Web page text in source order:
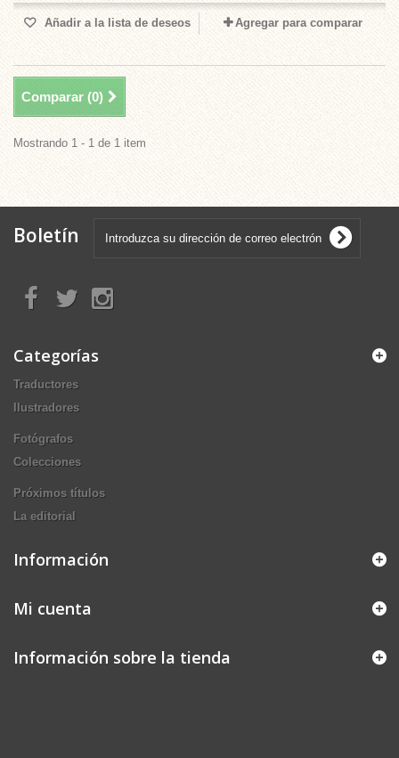
Añadir a la lista de deseos Agregar para comparar
Comparar (0)
Mostrando 1 - 1 de 1 item
Boletín
Categorías
Traductores
Ilustradores
Fotógrafos
Colecciones
Próximos títulos
La editorial
Información
Mi cuenta
Información sobre la tienda